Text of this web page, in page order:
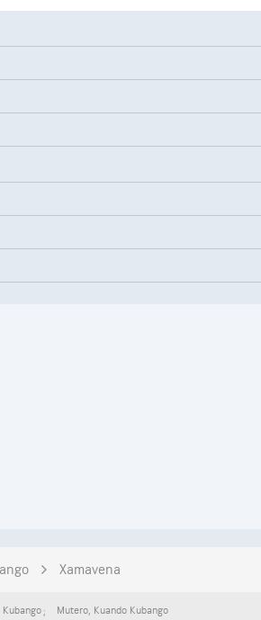
Xamavena
Kubango Mutero, Kuando Kubango